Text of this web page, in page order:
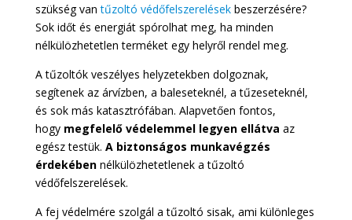
szükség vantűzoltó védőfelszerelésekbeszerzésére?
Sok időt és energiát spórolhat meg, ha minden
nélkülözhetetlen terméket egy helyről rendel meg.
A tűzoltók veszélyes helyzetekben dolgoznak,
segítenek az árvízben, a baleseteknél, a tűzeseteknél,
és sok más katasztrófában. Alapvetően fontos,
hogymegfelelő védelemmel legyen ellátva az
egész testük. A biztonságos munkavégzés
érdekébennélkülözhetetlenek a tűzoltó
védőfelszerelések.
A fej védelmére szolgál a tűzoltó sisak, ami különleges